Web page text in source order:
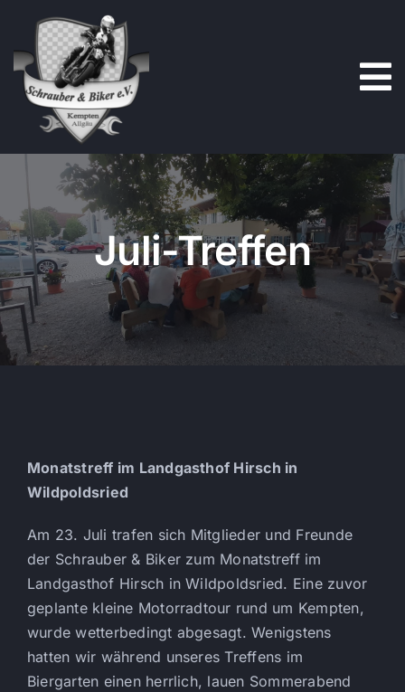
Inhalt
springen
Juli-Treffen
Monatstreff im Landgasthof Hirsch in
Wildpoldsried
Am 23. Juli trafen sich Mitglieder und Freunde
der Schrauber & Biker zum Monatstreff im
Landgasthof Hirsch in Wildpoldsried. Eine zuvor
geplante kleine Motorradtour rund um Kempten,
wurde wetterbedingt abgesagt. Wenigstens
hatten wir während unseres Treffens im
Biergarten einen herrlich, lauen Sommerabend